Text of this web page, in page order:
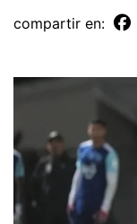
compartir en: